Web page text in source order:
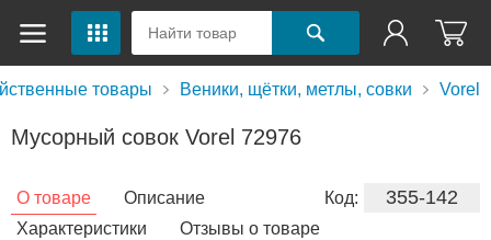
товары Веники, щётки, метлы, совки Vorel
Мусорный совок Vorel 72976
Код: 355-142
О товаре
Описание
Характеристики
Отзывы о товаре